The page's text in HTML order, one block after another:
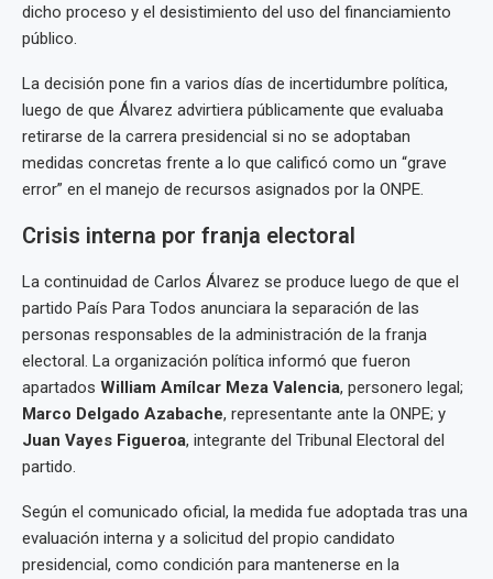
dicho proceso y el desistimiento del uso del financiamiento
público.
La decisión pone fin a varios días de incertidumbre política,
luego de que Álvarez advirtiera públicamente que evaluaba
retirarse de la carrera presidencial si no se adoptaban
medidas concretas frente a lo que calificó como un “grave
error” en el manejo de recursos asignados por la ONPE.
Crisis interna por franja electoral
La continuidad de Carlos Álvarez se produce luego de que el
partido País Para Todos anunciara la separación de las
personas responsables de la administración de la franja
electoral. La organización política informó que fueron
apartados William Amílcar Meza Valencia, personero legal;
Marco Delgado Azabache, representante ante la ONPE; y
Juan Vayes Figueroa, integrante del Tribunal Electoral del
partido.
Según el comunicado oficial, la medida fue adoptada tras una
evaluación interna y a solicitud del propio candidato
presidencial, como condición para mantenerse en la